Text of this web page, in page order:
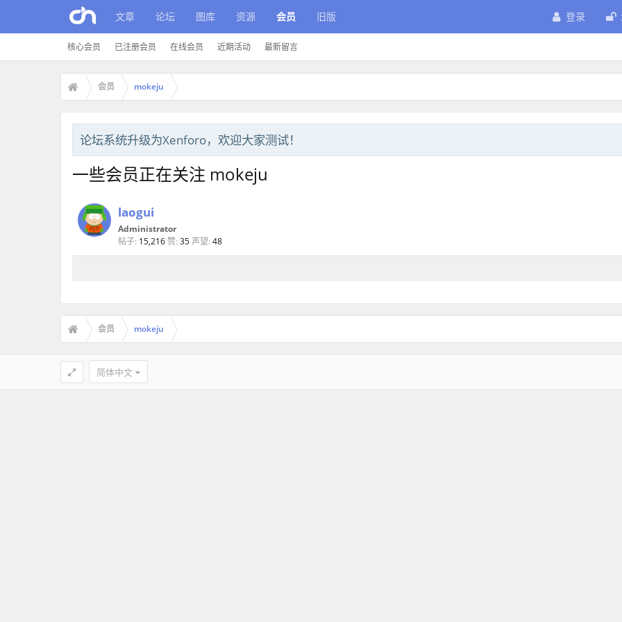
文章 论坛 图库 资源 会员
核心会员 已注册会员 在线会员 近期活动 最新留言
旧版 登录
会员 mokeju
论坛系统升级为Xenforo，欢迎大家测试！
一些会员正在关注 mokeju
laogui
Administrator
帖子: 15,216赞: 35 声望: 48
会员 mokeju
简体中文